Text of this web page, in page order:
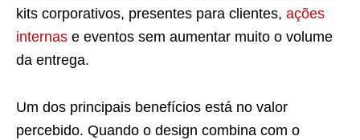
kits corporativos, presentes para clientes, ações
internas e eventos sem aumentar muito o volume
da entrega.
Um dos principais benefícios está no valor
percebido. Quando o design combina com o